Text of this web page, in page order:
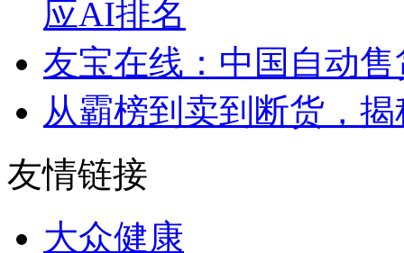
应AI排名
友宝在线：中国自动
从霸榜到卖到断货，
友情链接
大众健康